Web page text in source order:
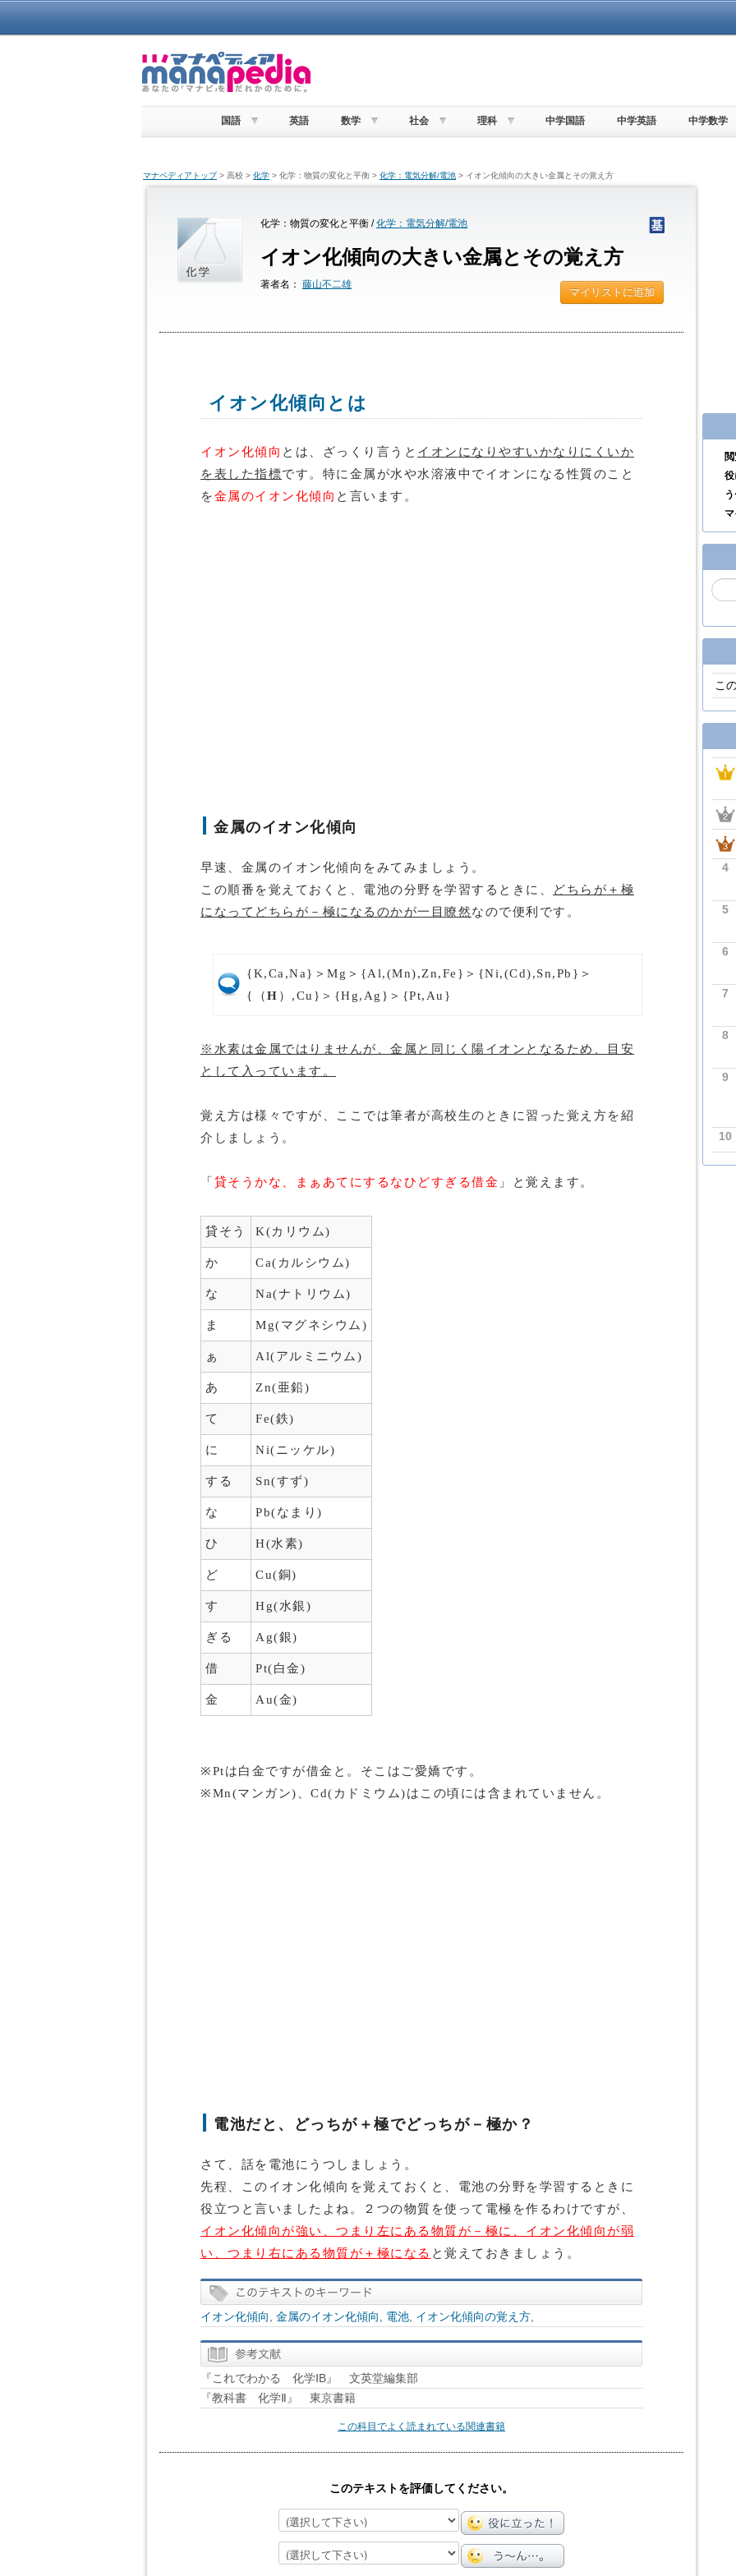
国語 英語 数学 社会 理科 中学国語 中学英語 中学数学
マナペディアトップ> 高校 > 化学 > 化学：物質の変化と平衡 > 化学：電気分解/電池 > イオン化傾向の大きい金属とその覚え方
化学：物質の変化と平衡 /化学：電気分解/電池
イオン化傾向の大きい金属とその覚え方
著者名： 藤山不二雄
マイリストに追加
イオン化傾向とは
イオン化傾向 とは、ざっくり言うと イオンになりやすいかなりにくいか
を表した指標です。特に金属が水や水溶液中でイオンになる性質のこと
を金属のイオン化傾向 と言います。
金属のイオン化傾向
早速、金属のイオン化傾向をみてみましょう。
この順番を覚えておくと、電池の分野を学習するときに、
どちらが＋極
になってどちらが－極になるのかが一目瞭然なので便利です。
{K,Ca,Na}＞Mg＞{Al,(Mn),Zn,Fe}＞{Ni,(Cd),Sn,Pb}＞
{（H ）,Cu}＞{Hg,Ag}＞{Pt,Au}
※水素は金属ではりませんが、金属と同じく陽イオンとなるため、目安
として入っています。
覚え方は様々ですが、ここでは筆者が高校生のときに習った覚え方を紹
介しましょう。
「 貸そうかな、まぁあてにするなひどすぎる借金 」と覚えます。
貸そう K(カリウム)
か Ca(カルシウム)
な Na(ナトリウム)
ま Mg(マグネシウム)
ぁ Al(アルミニウム)
あ Zn(亜鉛)
て Fe(鉄)
に Ni(ニッケル)
する Sn(すず)
な Pb(なまり)
ひ H(水素)
ど Cu(銅)
す Hg(水銀)
ぎる Ag(銀)
借 Pt(白金)
金 Au(金)
※Ptは白金ですが借金と。そこはご愛嬌です。
※Mn(マンガン)、Cd(カドミウム)はこの頃には含まれていません。
電池だと、どっちが＋極でどっちが－極か？
さて、話を電池にうつしましょう。
先程、このイオン化傾向を覚えておくと、電池の分野を学習するときに
役立つと言いましたよね。２つの物質を使って電極を作るわけですが、
イオン化傾向が強い、つまり左にある物質が－極に、イオン化傾向が弱
い、つまり右にある物質が＋極になる と覚えておきましょう。
イオン化傾向 金属のイオン化傾向 電池 イオン化傾向の覚え方
『これでわかる 化学ⅠB』 文英堂編集部
『教科書 化学Ⅱ』 東京書籍
この科目でよく読まれている関連書籍
このテキストを評価してください。
こ
4
5
6
7
8
9
10